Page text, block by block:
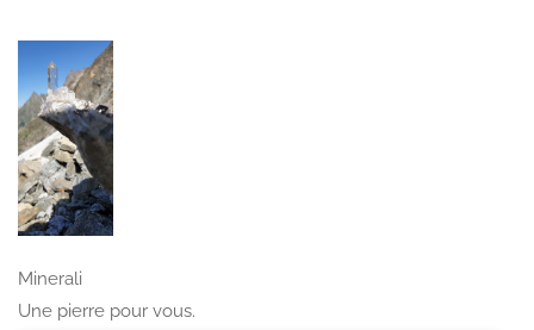
Minerali
Une pierre pour vous.